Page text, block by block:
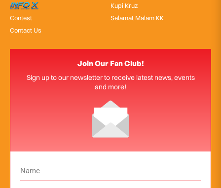
InfoX
Contest
Contact Us
Kupi Kruz
Selamat Malam KK
Join Our Fan Club!
Sign up to our newsletter to receive latest news, events
and more!